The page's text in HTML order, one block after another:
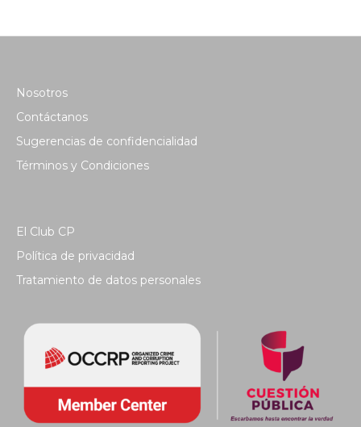
Nosotros
Contáctanos
Sugerencias de confidencialidad
Términos y Condiciones
El Club CP
Política de privacidad
Tratamiento de datos personales